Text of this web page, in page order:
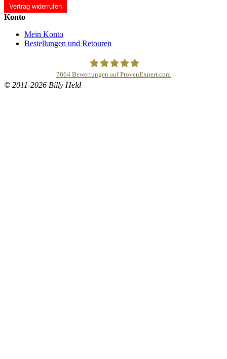
Vertrag widerrufen
Konto
Mein Konto
Bestellungen und Retouren
7664 Bewertungen auf ProvenExpert.com
© 2011-2026 Billy Held